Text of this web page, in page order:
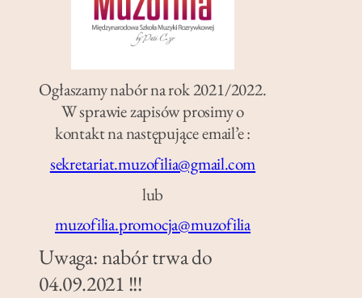
Ogłaszamy nabór na rok 2021/2022.
W sprawie zapisów prosimy o
kontakt na następujące email’e :
sekretariat.muzofilia@gmail.com
lub
muzofilia.promocja@muzofilia
Uwaga: nabór trwa do
04.09.2021 !!!